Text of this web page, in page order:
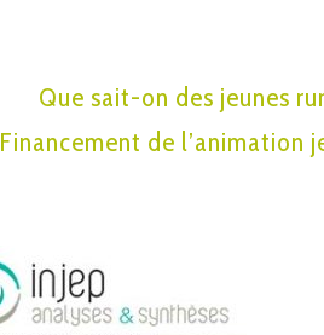
Que sait-on des jeunes
Financement de l’animation